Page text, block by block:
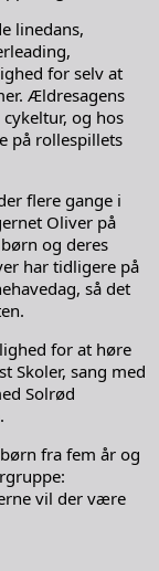
linedans,
for selv at
Ældresagens
og hos
på rollespillets
flere gange i
Oliver på
og deres
har tidligere på
så det
for at høre
Skoler, sang med
Solrød
fra fem år og
vil der være